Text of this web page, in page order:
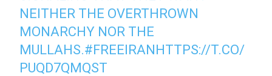
NEITHER THE OVERTHROWN
MONARCHY NOR THE
MULLAHS.#FREEIRANHTTPS://T.CO/
PUQD7QMQST